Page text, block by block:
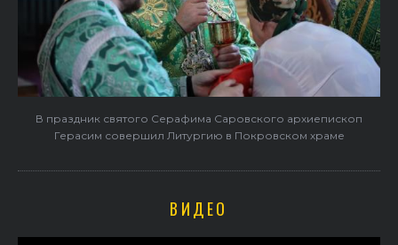
В праздник святого Серафима Саровского архиепископ
Герасим совершил Литургию в Покровском храме
ВИДЕО